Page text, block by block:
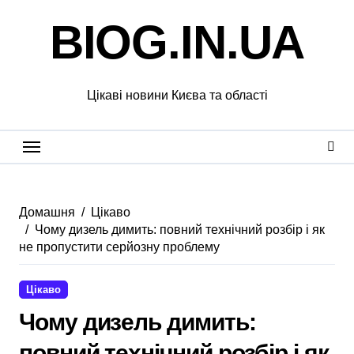
BIOG.IN.UA
Цікаві новини Києва та області
Домашня
Цікаво
Чому дизель димить: повний технічний розбір і як
не пропустити серйозну проблему
Цікаво
Чому дизель димить: